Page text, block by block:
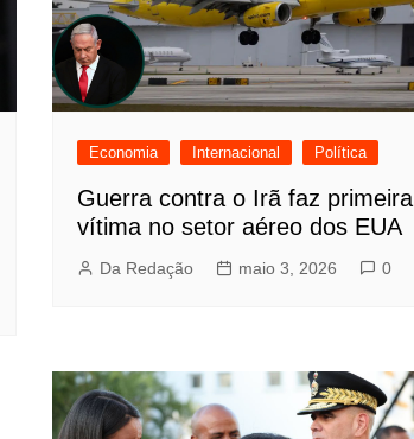
Economia Internacional Política
Guerra contra o Irã faz primeira
vítima no setor aéreo dos EUA
Da Redação maio 3, 2026 0